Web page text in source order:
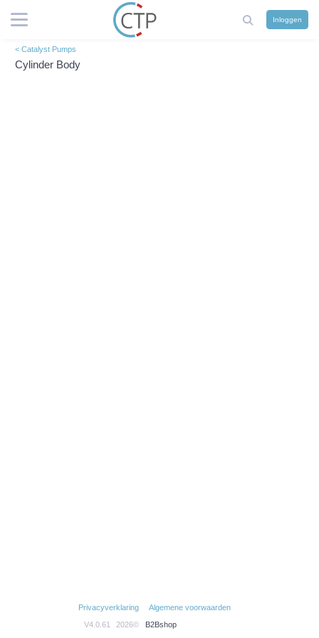
Inloggen
< Catalyst Pumps
Cylinder Body
V4.0.61 2026© B2Bshop
Privacyverklaring Algemene voorwaarden